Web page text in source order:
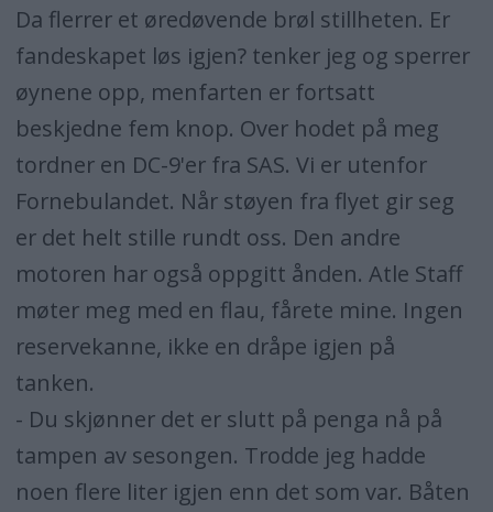
Da flerrer et øredøvende brøl stillheten. Er
fandeskapet løs igjen? tenker jeg og sperrer
øynene opp, menfarten er fortsatt
beskjedne fem knop. Over hodet på meg
tordner en DC-9'er fra SAS. Vi er utenfor
Fornebulandet. Når støyen fra flyet gir seg
er det helt stille rundt oss. Den andre
motoren har også oppgitt ånden. Atle Staff
møter meg med en flau, fårete mine. Ingen
reservekanne, ikke en dråpe igjen på
tanken.
- Du skjønner det er slutt på penga nå på
tampen av sesongen. Trodde jeg hadde
noen flere liter igjen enn det som var. Båten